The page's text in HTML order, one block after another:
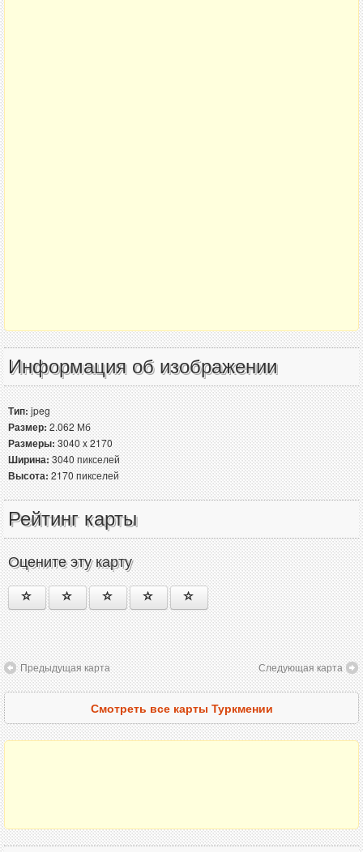
Информация об изображении
Тип:jpeg
Размер:2.062 Мб
Размеры:3040 x 2170
Ширина:3040 пикселей
Высота:2170 пикселей
Рейтинг карты
Оцените эту карту
Предыдущая карта Следующая карта
Смотреть все карты Туркмении